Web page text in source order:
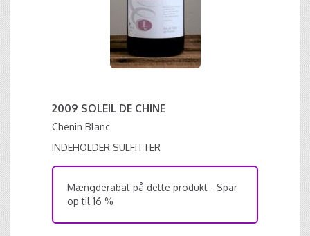
2009 SOLEIL DE CHINE
Chenin Blanc
INDEHOLDER SULFITTER
Mængderabat på dette produkt - Spar
op til 16 %